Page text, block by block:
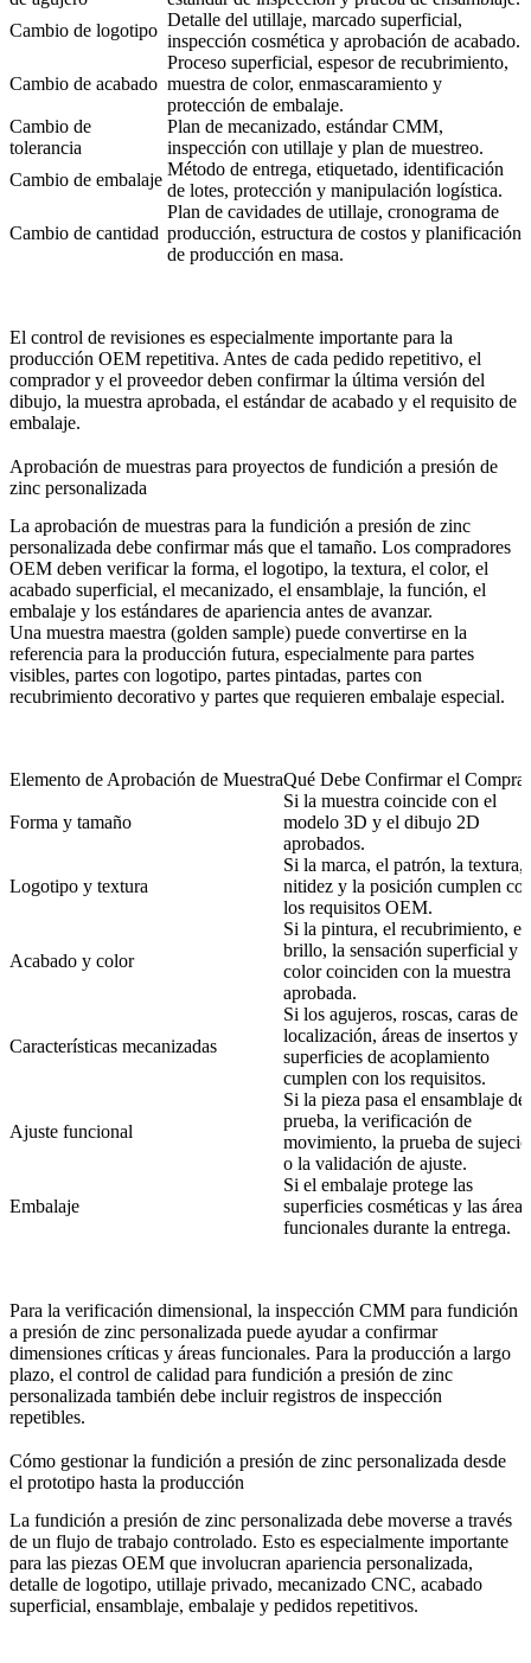
Cambio de logotipo
Detalle del utillaje, marcado superficial,
inspección cosmética y aprobación de acabado.
Cambio de acabado
Proceso superficial, espesor de recubrimiento,
muestra de color, enmascaramiento y
protección de embalaje.
Cambio de
tolerancia
Plan de mecanizado, estándar CMM,
inspección con utillaje y plan de muestreo.
Cambio de embalaje
Método de entrega, etiquetado, identificación
de lotes, protección y manipulación logística.
Cambio de cantidad
Plan de cavidades de utillaje, cronograma de
producción, estructura de costos y planificación
de producción en masa.
El control de revisiones es especialmente importante para la
producción OEM repetitiva. Antes de cada pedido repetitivo, el
comprador y el proveedor deben confirmar la última versión del
dibujo, la muestra aprobada, el estándar de acabado y el requisito de
embalaje.
Aprobación de muestras para proyectos de fundición a presión de
zinc personalizada
La aprobación de muestras para la fundición a presión de zinc
personalizada debe confirmar más que el tamaño. Los compradores
OEM deben verificar la forma, el logotipo, la textura, el color, el
acabado superficial, el mecanizado, el ensamblaje, la función, el
embalaje y los estándares de apariencia antes de avanzar.
Una muestra maestra (golden sample) puede convertirse en la
referencia para la producción futura, especialmente para partes
visibles, partes con logotipo, partes pintadas, partes con
recubrimiento decorativo y partes que requieren embalaje especial.
Elemento de Aprobación de MuestraQué Debe Confirmar el
Forma y tamaño
Si la muestra coincide con el
modelo 3D y el dibujo 2D
aprobados.
Logotipo y textura
Si la marca, el patrón, la textura,
nitidez y la posición cumplen
los requisitos OEM.
Acabado y color
Si la pintura, el recubrimiento, el
brillo, la sensación superficial y
color coinciden con la muestra
aprobada.
Características mecanizadas
Si los agujeros, roscas, caras de
localización, áreas de insertos y
superficies de acoplamiento
cumplen con los requisitos.
Ajuste funcional
Si la pieza pasa el ensamblaje de
prueba, la verificación de
movimiento, la prueba de
o la validación de ajuste.
Embalaje
Si el embalaje protege las
superficies cosméticas y las áreas
funcionales durante la entrega.
Para la verificación dimensional, la inspección CMM para fundición
a presión de zinc personalizada puede ayudar a confirmar
dimensiones críticas y áreas funcionales. Para la producción a largo
plazo, el control de calidad para fundición a presión de zinc
personalizada también debe incluir registros de inspección
repetibles.
Cómo gestionar la fundición a presión de zinc personalizada desde
el prototipo hasta la producción
La fundición a presión de zinc personalizada debe moverse a través
de un flujo de trabajo controlado. Esto es especialmente importante
para las piezas OEM que involucran apariencia personalizada,
detalle de logotipo, utillaje privado, mecanizado CNC, acabado
superficial, ensamblaje, embalaje y pedidos repetitivos.